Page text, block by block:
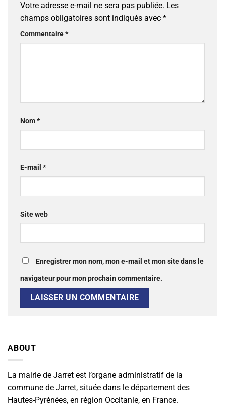
Votre adresse e-mail ne sera pas publiée. Les
champs obligatoires sont indiqués avec *
Commentaire*
Nom*
E-mail *
Site web
Enregistrer mon nom, mon e-mail et mon site dans le
navigateur pour mon prochain commentaire.
ABOUT
La mairie de Jarret est l’organe administratif de la
commune de Jarret, située dans le département des
Hautes-Pyrénées, en région Occitanie, en France.